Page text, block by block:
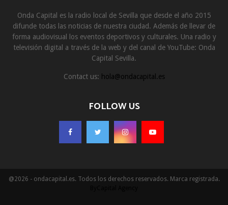
Onda Capital es la radio local de Sevilla que desde el año 2015
difunde todas las noticias de nuestra ciudad. Además de llevar de
forma audiovisual los eventos deportivos y culturales. Una radio y
televisión digital a través de la web y del canal de YouTube: Onda
Capital Sevilla.
Contact us: hola@ondacapital.es
FOLLOW US
@2026 - ondacapital.es. Todos los derechos reservados. Marca registrada.